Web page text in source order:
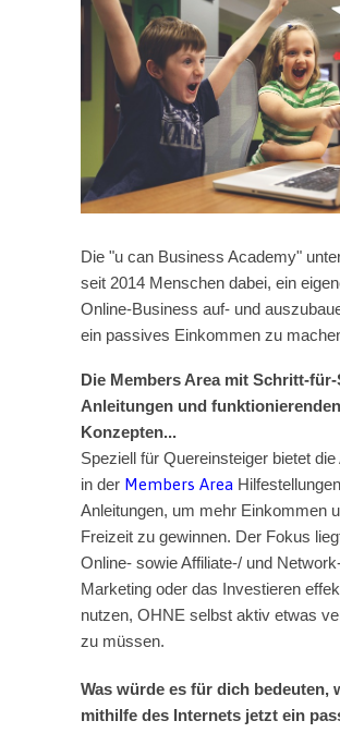
Die "u can Business Academy"
seit 2014 Menschen dabei, ein
Online-Business auf- und
ein passives Einkommen zu
Die Members Area mit Schritt-
Anleitungen und funktionierenden
Konzepten...
Speziell für Quereinsteiger bietet
in der Members Area
Anleitungen, um mehr Einkommen
Freizeit zu gewinnen. Der Fokus
Online- sowie Affiliate-/ und
Marketing oder das Investieren
nutzen, OHNE selbst aktiv etwas
zu müssen.
Was würde es für dich bedeuten,
mithilfe des Internets jetzt ein